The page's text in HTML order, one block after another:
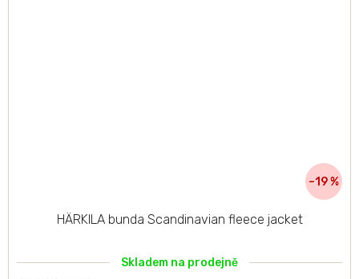
–19 %
HÄRKILA bunda Scandinavian fleece jacket
Skladem na prodejně